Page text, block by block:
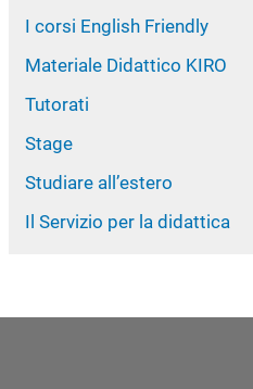
I corsi English Friendly
Materiale Didattico KIRO
Tutorati
Stage
Studiare all’estero
Il Servizio per la didattica